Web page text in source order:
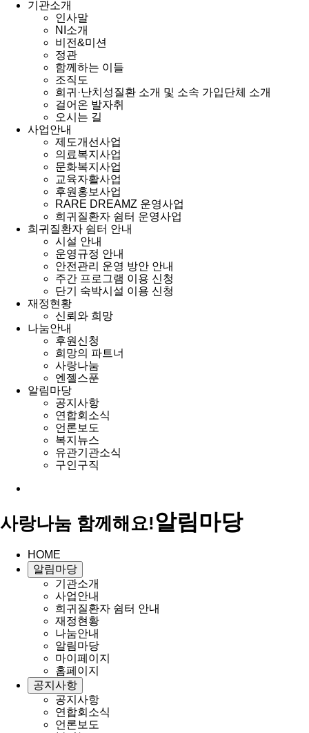
기관소개
인사말
NI소개
비전&미션
정관
함께하는 이들
조직도
희귀·난치성질환 소개 및 소속 가입단체 소개
걸어온 발자취
오시는 길
사업안내
제도개선사업
의료복지사업
문화복지사업
교육자활사업
후원홍보사업
RARE DREAMZ 운영사업
희귀질환자 쉼터 운영사업
희귀질환자 쉼터 안내
시설 안내
운영규정 안내
안전관리 운영 방안 안내
주간 프로그램 이용 신청
단기 숙박시설 이용 신청
재정현황
신뢰와 희망
나눔안내
후원신청
희망의 파트너
사랑나눔
엔젤스푼
알림마당
공지사항
연합회소식
언론보도
복지뉴스
유관기관소식
구인구직
사랑나눔 함께해요!알림마당
HOME
알림마당
기관소개
사업안내
희귀질환자 쉼터 안내
재정현황
나눔안내
알림마당
마이페이지
홈페이지
공지사항
공지사항
연합회소식
언론보도